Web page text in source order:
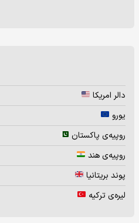
دالر امریکا
یورو
روپیه‌ی پاکستان
روپیه‌ی هند
پوند بریتانیا
لیره‌ی ترکیه